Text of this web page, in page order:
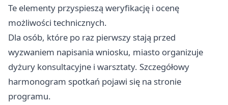
Te elementy przyspieszą weryfikację i ocenę
możliwości technicznych.
Dla osób, które po raz pierwszy stają przed
wyzwaniem napisania wniosku, miasto organizuje
dyżury konsultacyjne i warsztaty. Szczegółowy
harmonogram spotkań pojawi się na stronie
programu.